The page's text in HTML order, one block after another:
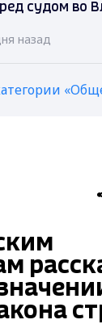
судом во
назад